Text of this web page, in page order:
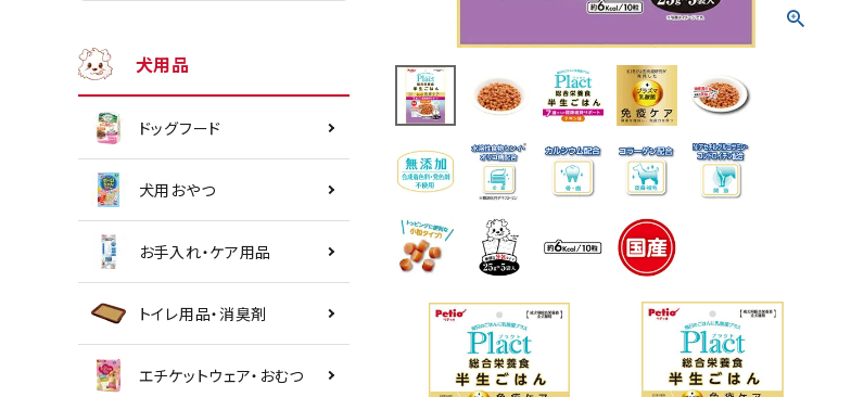
犬用品
ドッグフード
犬用おやつ
お手入れ・ケア用品
トイレ用品・消臭剤
エチケットウェア・おむつ